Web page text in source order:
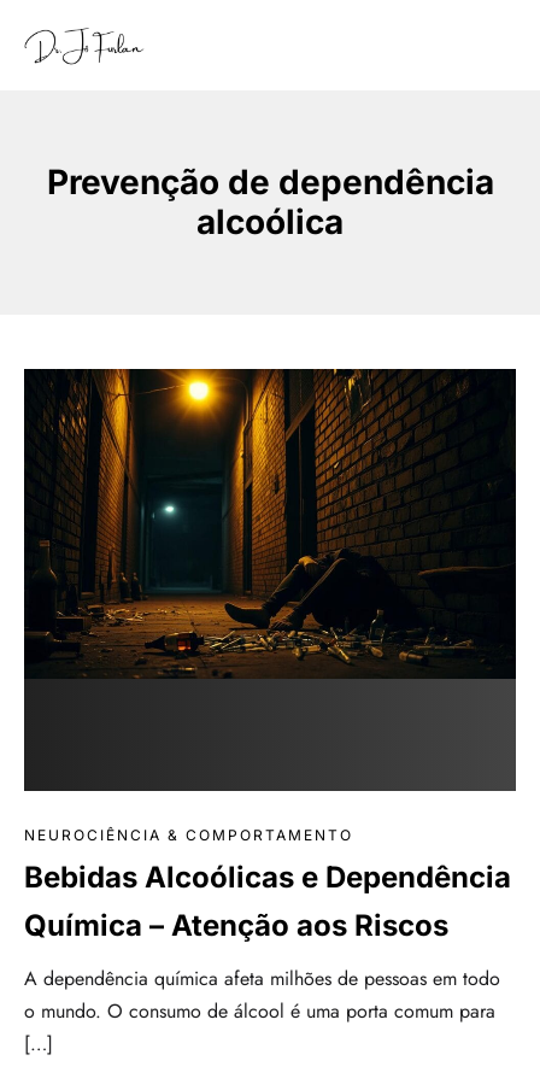
Prevenção de dependência
alcoólica
NEUROCIÊNCIA & COMPORTAMENTO
Bebidas Alcoólicas e Dependência
Química – Atenção aos Riscos
A dependência química afeta milhões de pessoas em todo
o mundo. O consumo de álcool é uma porta comum para
[…]